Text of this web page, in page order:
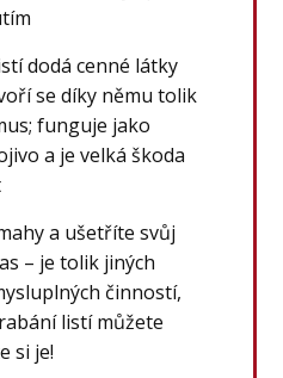
dodá cenné látky
se díky němu tolik
funguje jako
a je velká škoda
a ušetříte svůj
– je tolik jiných
činností,
listí můžete
si je!